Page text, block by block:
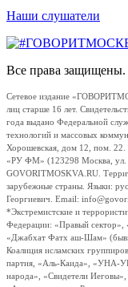
Наши слушатели
Все права
Сетевое издание
лиц старше 16 лет.
года выдано Федеральной
технологий и массовых
Хорошевская, дом 12, пом. 22.
«РУ ФМ» (123298 Москва, ул.
GOVORITMOSKVA.RU.
зарубежные страны. Языки:
Георгиевич. Email:
*Экстремистские и
Федерации: «Правый сектор»,
«Джабхат Фатх аш-Шам»
Коалиция исламских
партия, «Аль-Каида», «УНА-
народа», «Свидетели